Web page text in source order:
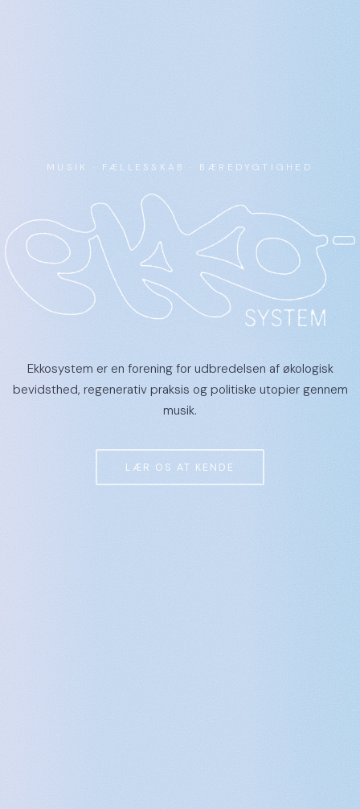
MUSIK · FÆLLESSKAB · BÆREDYGTIGHED
Ekkosystem er en forening for udbredelsen af økologisk
bevidsthed, regenerativ praksis og politiske utopier gennem
musik.
LÆR OS AT KENDE